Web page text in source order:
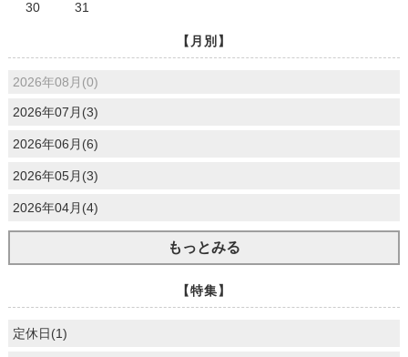
30
31
【月別】
2026年08月(0)
2026年07月(3)
2026年06月(6)
2026年05月(3)
2026年04月(4)
もっとみる
【特集】
定休日(1)